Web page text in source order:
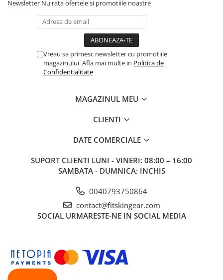
Newsletter Nu rata ofertele si promotiile noastre
Vreau sa primesc newsletter cu promotiile
magazinului. Afla mai multe in Politica de
Confidentialitate
MAGAZINUL MEU
CLIENTI
DATE COMERCIALE
SUPORT CLIENTI LUNI - VINERI: 08:00 – 16:00
SAMBATA - DUMNICA: INCHIS
0040793750864
contact@fitskingear.com
SOCIAL URMARESTE-NE IN SOCIAL MEDIA